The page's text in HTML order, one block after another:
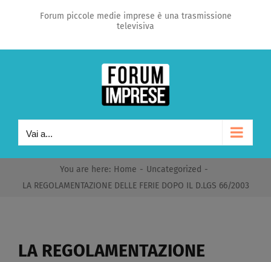
contenuto
Forum piccole medie imprese è una trasmissione
televisiva
Vai a...
You are here: Home - Uncategorized -
LA REGOLAMENTAZIONE DELLE FERIE DOPO IL D.LGS 66/2003​
LA REGOLAMENTAZIONE